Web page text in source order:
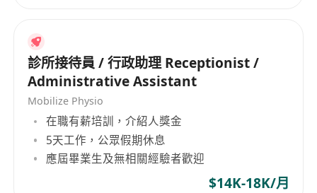
診所接待員 / 行政助理 Receptionist /
Administrative Assistant
Mobilize Physio
在職有薪培訓，介紹人獎金
5天工作，公眾假期休息
應屆畢業生及無相關經驗者歡迎
$14K-18K/月